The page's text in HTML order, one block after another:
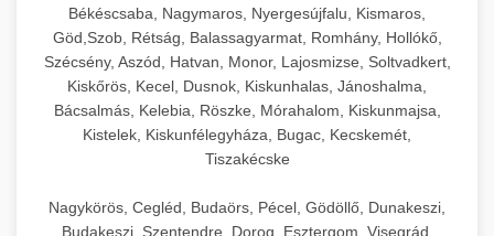
kereskedelmi sajtreszelő
professzionális vendéglátóipari kellékek.
Minden, ami szükséges éttermi és catering
műveletekhez.
chef-iparikonyhagepek.hu
kereskedelmi konyhai megoldások
Békéscsaba, Nagymaros, Nyergesújfalu, Kismaros,
Göd,Szob, Rétság, Balassagyarmat, Romhány, Hollókő,
Szécsény, Aszód, Hatvan, Monor, Lajosmizse, Soltvadkert,
Kiskőrös, Kecel, Dusnok, Kiskunhalas, Jánoshalma,
Bácsalmás, Kelebia, Röszke, Mórahalom, Kiskunmajsa,
Kistelek, Kiskunfélegyháza, Bugac, Kecskemét,
Tiszakécske
Nagykörös, Cegléd, Budaörs, Pécel, Gödöllő, Dunakeszi,
Budakeszi, Szentendre, Dorog, Esztergom, Visegrád,